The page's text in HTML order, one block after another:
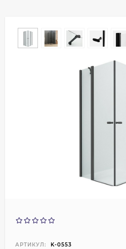
АРТИКУЛ: K-0553